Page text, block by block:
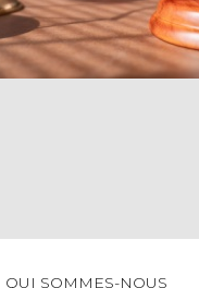
Footer
QUI SOMMES-NOUS